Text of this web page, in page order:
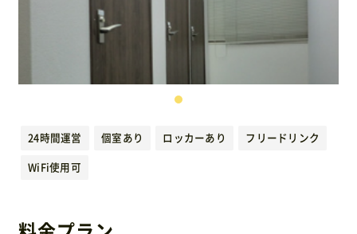
掲載希望の方
広告掲載について
運営元
24時間運営 個室あり ロッカーあり
フリードリンク
WiFi使用可